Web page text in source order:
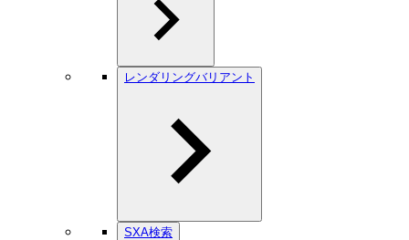
レンダリングバリアント
SXA検索